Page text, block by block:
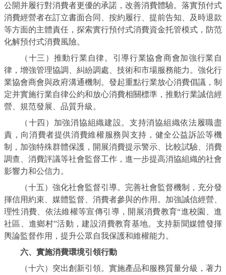
公開并履行對消費者更優的承諾，改善消費體驗。落實預付式
消費經營者在訂立書面合同、按約履行、提前告知、及時退款
等方面的主體責任，探索實行預付式消費資金托管模式，防范
化解預付式消費風險。
（十三）推動行業自律。引導行業協會商會加強行業自
律，增強管理協調、糾紛調處、技術和市場服務能力。強化行
業協會商會與政府溝通機制。發起重點行業放心消費倡議，制
定并實施行業自律公約和放心消費相關標準，推動行業誠信經
營、規范發展、品質升級。
（十四）加強消協組織建設。支持消協組織依法履職盡
責，向消費者提供消費維權服務與支持，健全公益訴訟等機
制，加強特殊群體保護，開展消費提示警示、比較試驗、消費
調查、消費評議等社會監督工作，進一步提高消協組織的社會
影響力和公信力。
（十五）強化社會監督引導。完善社會監督機制，充分發
揮信用約束、媒體監督、消費者參與的作用。加強誠信經營、
理性消費、依法維權等宣傳引導，開展消費教育“進校園、進
社區、進鄉村”活動，建設消費教育基地。支持新聞媒體發揮
輿論監督作用，提升公眾自我保護和維權能力。
六、實施消費環境引領行動
（十六）突出創新引領。實施產品和服務質量分級，著力